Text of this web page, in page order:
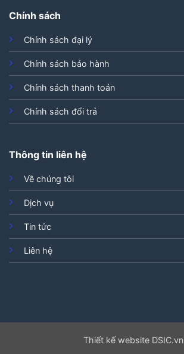
Chính sách
Chính sách đại lý
Chính sách bảo hành
Chính sách thanh toán
Chính sách đổi trả
Thông tin liên hệ
Về chúng tôi
Dịch vụ
Tin tức
Liên hệ
Thiết kế website DSIC.vn